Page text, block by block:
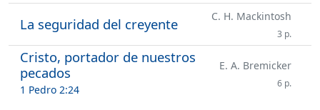
La seguridad del creyente C. H. Mackintosh
3 p.
Cristo, portador de nuestros
pecados
1 Pedro 2:24
E. A. Bremicker
6 p.